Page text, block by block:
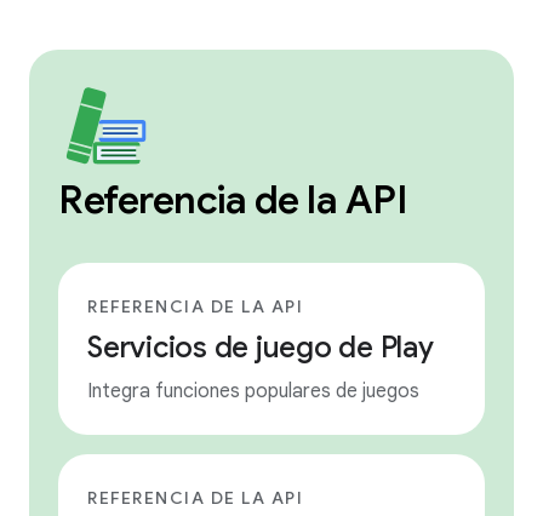
Referencia de la API
REFERENCIA DE LA API
Servicios de juego de Play
Integra funciones populares de juegos
REFERENCIA DE LA API